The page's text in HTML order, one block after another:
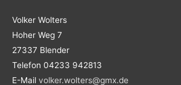
Volker Wolters
Hoher Weg 7
27337 Blender
Telefon 04233 942813
E-Mail volker.wolters@gmx.de